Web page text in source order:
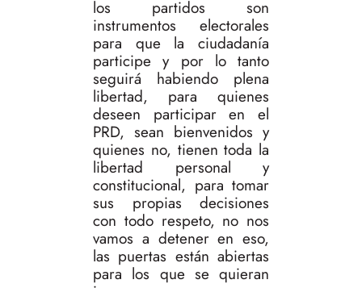
los partidos son
instrumentos electorales
para que la ciudadanía
participe y por lo tanto
seguirá habiendo plena
libertad, para quienes
deseen participar en el
PRD, sean bienvenidos y
quienes no, tienen toda la
libertad personal y
constitucional, para tomar
sus propias decisiones
con todo respeto, no nos
vamos a detener en eso,
las puertas están abiertas
para los que se quieran